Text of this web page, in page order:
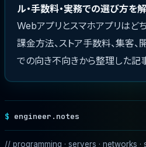
ル・手数料・実務での選び方を
Webアプリとスマホアプリはど
課金方法、ストア手数料、集客、
での向き不向きから整理した記
engineer.notes
// programming · servers · networks